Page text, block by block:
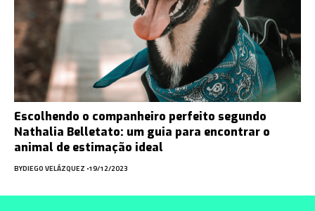
Escolhendo o companheiro perfeito segundo
Nathalia Belletato: um guia para encontrar o
animal de estimação ideal
BYDIEGO VELÁZQUEZ 19/12/2023